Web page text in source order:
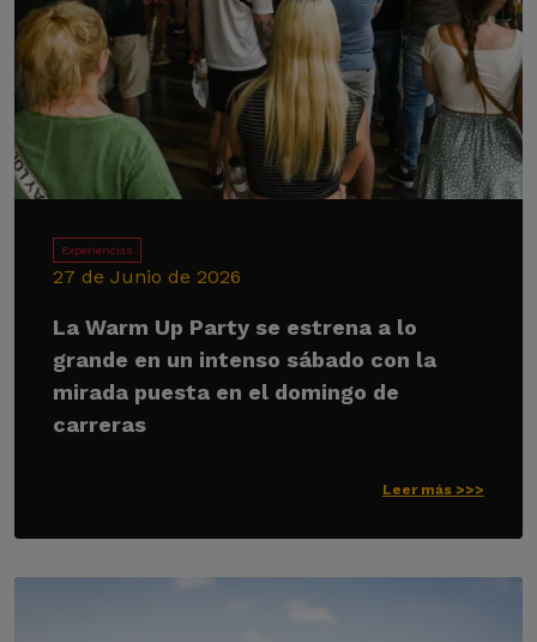
Experiencias
27 de Junio de 2026
La Warm Up Party se estrena a lo
grande en un intenso sábado con la
mirada puesta en el domingo de
carreras
Leer más >>>